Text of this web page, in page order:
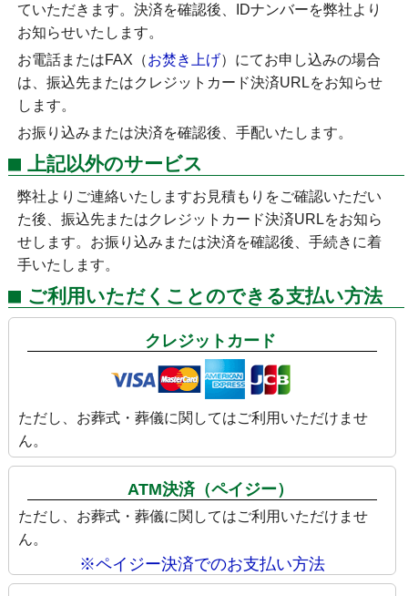
ていただきます。決済を確認後、IDナンバーを弊社より
お知らせいたします。
お電話またはFAX（お焚き上げ）にてお申し込みの場合
は、振込先またはクレジットカード決済URLをお知らせ
します。
お振り込みまたは決済を確認後、手配いたします。
上記以外のサービス
弊社よりご連絡いたしますお見積もりをご確認いただい
た後、振込先またはクレジットカード決済URLをお知ら
せします。お振り込みまたは決済を確認後、手続きに着
手いたします。
ご利用いただくことのできる支払い方法
クレジットカード
ただし、お葬式・葬儀に関してはご利用いただけませ
ん。
ATM決済（ペイジー）
ただし、お葬式・葬儀に関してはご利用いただけませ
ん。
※ペイジー決済でのお支払い方法